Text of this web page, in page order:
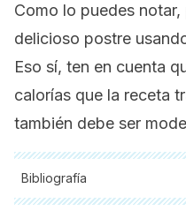
Como lo puedes
delicioso postre
Eso sí, ten en cuenta
calorías que la receta
también debe ser
Bibliografía
Todas las fuentes citadas